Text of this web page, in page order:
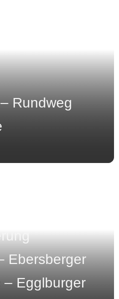
Rundweg
Ebersberger
– Egglburger